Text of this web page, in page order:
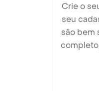
Crie o
seu
são bem